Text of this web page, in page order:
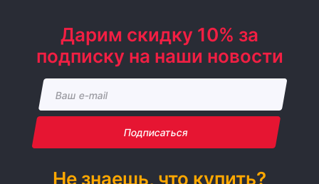
Дарим скидку 10% за
подписку на наши новости
Подписаться
Не знаешь, что купить?